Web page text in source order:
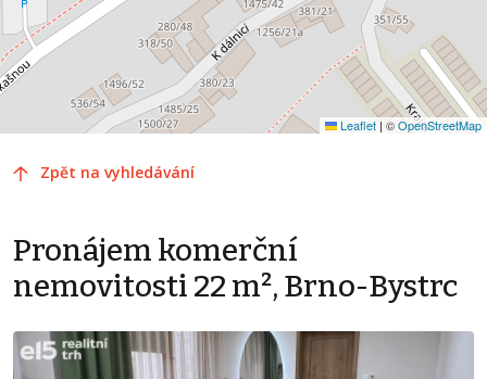
Leaflet | ©OpenStreetMap
Zpět na vyhledávání
Pronájem komerční
nemovitosti 22 m², Brno-Bystrc